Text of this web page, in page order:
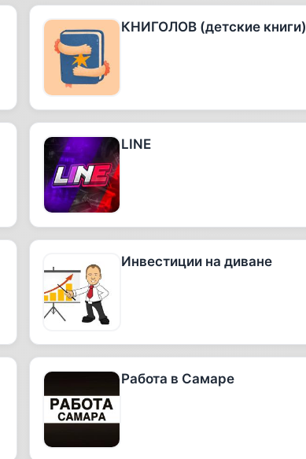
КНИГОЛОВ (детские книги)
LINE
Инвестиции на диване
Работа в Самаре